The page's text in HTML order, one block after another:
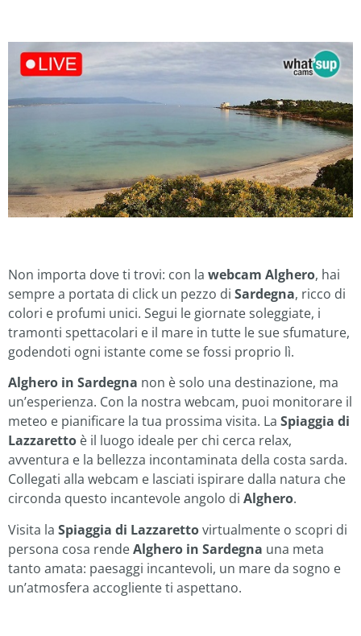
Non importa dove ti trovi: con la webcam Alghero, hai
sempre a portata di click un pezzo di Sardegna, ricco di
colori e profumi unici. Segui le giornate soleggiate, i
tramonti spettacolari e il mare in tutte le sue sfumature,
godendoti ogni istante come se fossi proprio lì.
Alghero in Sardegna non è solo una destinazione, ma
un’esperienza. Con la nostra webcam, puoi monitorare il
meteo e pianificare la tua prossima visita. La Spiaggia di
Lazzaretto è il luogo ideale per chi cerca relax,
avventura e la bellezza incontaminata della costa sarda.
Collegati alla webcam e lasciati ispirare dalla natura che
circonda questo incantevole angolo di Alghero.
Visita la Spiaggia di Lazzarettovirtualmente o scopri di
persona cosa rendeAlghero in Sardegna una meta
tanto amata: paesaggi incantevoli, un mare da sogno e
un’atmosfera accogliente ti aspettano.